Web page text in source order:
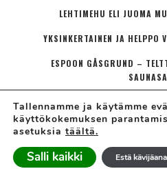
LEHTIMEHU ELI JUOMA
YKSINKERTAINEN JA HELPPO
ESPOON GÅSGRUND –
HELSINGIN SAARET – 10 X
Tallennamme ja käytämme
käyttökokemuksen
asetuksia täältä.
Salli kaikki Estä